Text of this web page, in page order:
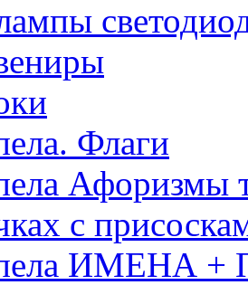
Флаги
Афоризмы
с
ИМЕНА +